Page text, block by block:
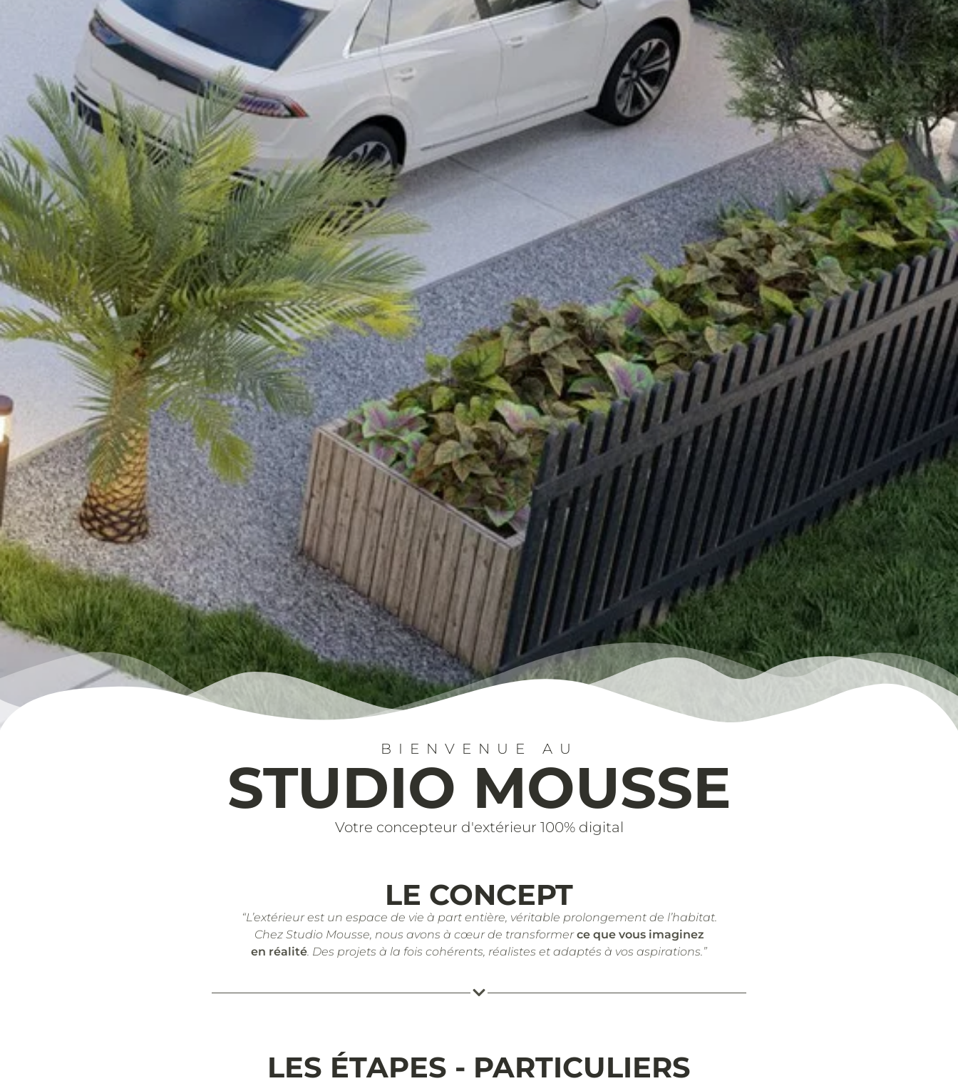
BIENVENUE AU
STUDIO MOUSSE
Votre concepteur d'extérieur 100% digital
LE CONCEPT
“L’extérieur est un espace de vie à part entière, véritable prolongement de l’habitat.
Chez Studio Mousse, nous avons à cœur de transformerce que vous imaginez
en réalité. Des projets à la fois cohérents, réalistes et adaptés à vos aspirations.”
LES ÉTAPES - PARTICULIERS